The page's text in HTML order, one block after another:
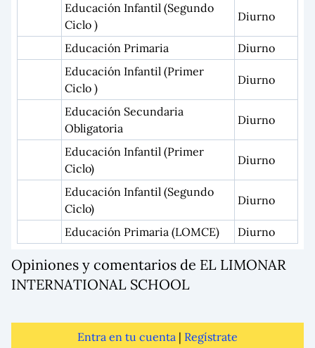
Educación Infantil (Segundo
Ciclo )
Diurno
Educación Primaria
Diurno
Educación Infantil (Primer
Ciclo )
Diurno
Educación Secundaria
Obligatoria
Diurno
Educación Infantil (Primer
Ciclo)
Diurno
Educación Infantil (Segundo
Ciclo)
Diurno
Educación Primaria (LOMCE) Diurno
Opiniones y comentarios de EL LIMONAR
INTERNATIONAL SCHOOL
Entra en tu cuenta | Regístrate